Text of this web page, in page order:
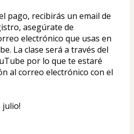
pago, recibirás un email de
asegúrate de
electrónico que usas en
La clase será a través del
por lo que te estaré
al correo electrónico con el
julio!